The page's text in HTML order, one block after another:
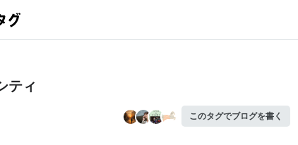
ティ
このタグでブログを書く